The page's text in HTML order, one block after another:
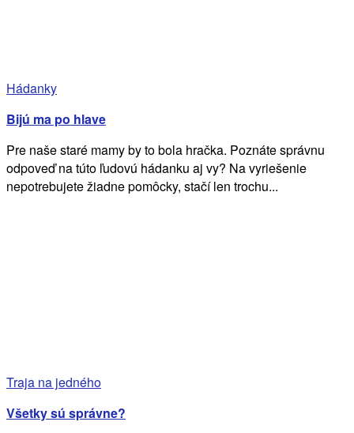
Hádanky
Bijú ma po hlave
Pre naše staré mamy by to bola hračka. Poznáte správnu
odpoveď na túto ľudovú hádanku aj vy? Na vyriešenie
nepotrebujete žiadne pomôcky, stačí len trochu...
Traja na jedného
Všetky sú správne?